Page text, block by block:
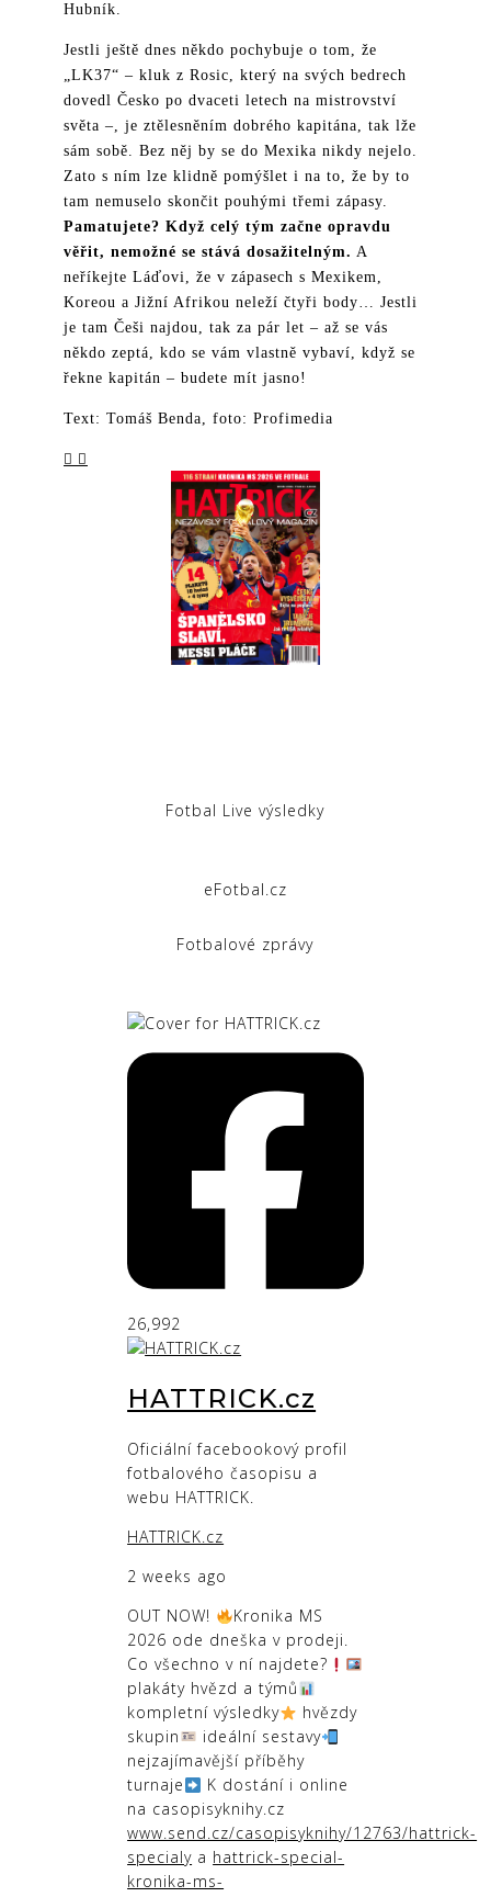
Hubník.
Jestli ještě dnes někdo pochybuje o tom, že
„LK37“ – kluk z Rosic, který na svých bedrech
dovedl Česko po dvaceti letech na mistrovství
světa –, je ztělesněním dobrého kapitána, tak lže
sám sobě. Bez něj by se do Mexika nikdy nejelo.
Zato s ním lze klidně pomýšlet i na to, že by to
tam nemuselo skončit pouhými třemi zápasy.
Pamatujete? Když celý tým začne opravdu
věřit, nemožné se stává dosažitelným. A
neříkejte Láďovi, že v zápasech s Mexikem,
Koreou a Jižní Afrikou neleží čtyři body… Jestli
je tam Češi najdou, tak za pár let – až se vás
někdo zeptá, kdo se vám vlastně vybaví, když se
řekne kapitán – budete mít jasno!
Text: Tomáš Benda, foto: Profimedia
Fotbal Live výsledky
eFotbal.cz
Fotbalové zprávy
26,992
HATTRICK.cz
Oficiální facebookový profil
fotbalového časopisu a
webu HATTRICK.
HATTRICK.cz
2 weeks ago
OUT NOW!
Kronika MS
2026 ode dneška v prodeji.
Co všechno v ní najdete?
plakáty hvězd a týmů
kompletní výsledky
hvězdy
skupin
ideální sestavy
nejzajímavější příběhy
turnaje
K dostání i online
na casopisyknihy.cz
www.send.cz/casopisyknihy/12763/hattrick-
specialy a hattrick-special-
kronika-ms-